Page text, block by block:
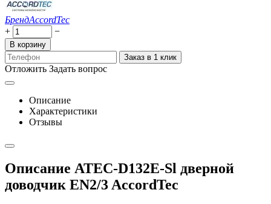
БрендAccordTec
+
−
В корзину
Заказ в 1 клик
Отложить Задать вопрос
Описание
Характеристики
Отзывы
Описание ATEC-D132E-Sl дверной
доводчик EN2/3 AccordTec